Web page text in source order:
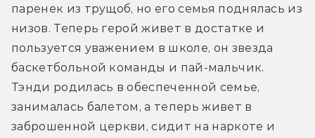
паренек из трущоб, но его семья поднялась из
низов. Теперь герой живет в достатке и
пользуется уважением в школе, он звезда
баскетбольной команды и пай-мальчик.
Тэнди родилась в обеспеченной семье,
занималась балетом, а теперь живет в
заброшенной церкви, сидит на наркоте и